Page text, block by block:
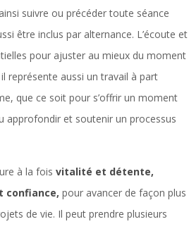
suivre ou précéder toute séance
être inclus par alternance. L’écoute et
pour ajuster au mieux du moment
représente aussi un travail à part
que ce soit pour s’offrir un moment
approfondir et soutenir un processus
à la fois vitalité et détente,
confiance, pour avancer de façon plus
de vie. Il peut prendre plusieurs